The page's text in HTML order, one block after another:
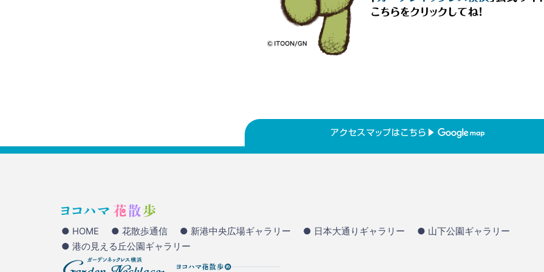
● HOME ● 花散歩通信 ● 新港中央広場ギャラリー ● 日本大通りギャラリー
● 山下公園ギャラリー
● 港の見える丘公園ギャラリー